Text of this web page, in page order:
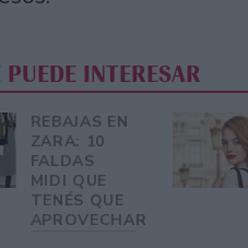
INTERESAR
REBAJAS EN
ZARA: 10
FALDAS
MIDI QUE
TENÉS QUE
APROVECHAR